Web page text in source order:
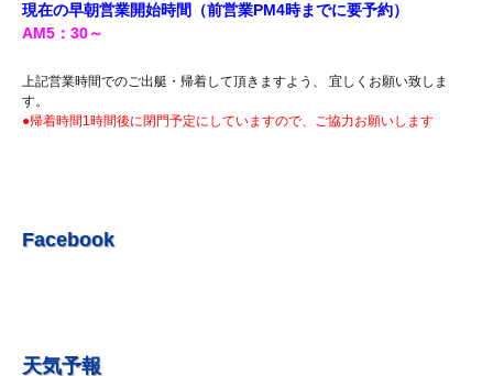
R5.7.16 釣果情報更新しました。
R5.7.3 釣果情報更新しました。
R5.5.20 釣果情報更新しました。
R5.3.25釣果情報更新しました。
現在の早朝営業開始時間（前営業PM4時までに要予約）
AM5 ：30～
上記営業時間でのご出艇・帰着して頂きますよう、 宜しくお願い致しま
す。
●帰着時間1時間後に閉門予定にしていますので、ご協力お願いします
Facebook
天気予報